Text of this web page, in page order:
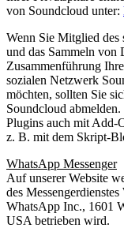
von Soundcloud unter:
Wenn Sie Mitglied des
und das Sammeln von
Zusammenführung
sozialen Netzwerk
möchten, sollten Sie
Soundcloud
Plugins auch mit Add-
z. B. mit dem Skript-
WhatsApp Messenger
Auf unserer Website
des
WhatsApp Inc., 1601
USA betrieben wird.